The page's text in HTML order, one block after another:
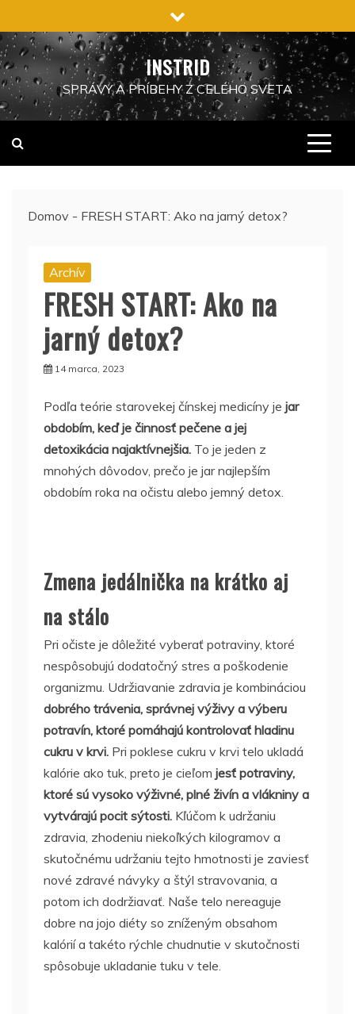
na
obsah
INSTRID
SPRÁVY A PRÍBEHY Z CELÉHO SVETA
Domov - FRESH START: Ako na jarný detox?
Archív
FRESH START: Ako na
jarný detox?
14 marca, 2023
Podľa teórie starovekej čínskej medicíny je jar
obdobím, keď je činnosť pečene a jej
detoxikácia najaktívnejšia. To je jeden z
mnohých dôvodov, prečo je jar najlepším
obdobím roka na očistu alebo jemný detox.
Zmena jedálnička na krátko aj
na stálo
Pri očiste je dôležité vyberať potraviny, ktoré
nespôsobujú dodatočný stres a poškodenie
organizmu. Udržiavanie zdravia je kombináciou
dobrého trávenia, správnej výživy a výberu
potravín, ktoré pomáhajú kontrolovať hladinu
cukru v krvi. Pri poklese cukru v krvi telo ukladá
kalórie ako tuk, preto je cieľom jesť potraviny,
ktoré sú vysoko výživné, plné živín a vlákniny a
vytvárajú pocit sýtosti. Kľúčom k udržaniu
zdravia, zhodeniu niekoľkých kilogramov a
skutočnému udržaniu tejto hmotnosti je zaviesť
nové zdravé návyky a štýl stravovania, a
potom ich dodržiavať. Naše telo nereaguje
dobre na jojo diéty so zníženým obsahom
kalórií a takéto rýchle chudnutie v skutočnosti
spôsobuje ukladanie tuku v tele.